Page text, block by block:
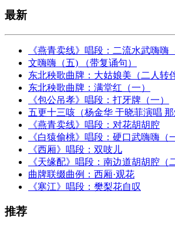
最新
《燕青卖线》唱段：二流水武嗨嗨
文嗨嗨（五) （带复诵句）
东北秧歌曲牌：大姑娘美（二人转
东北秧歌曲牌：满堂红（一）
《包公吊孝》唱段：打牙牌（一）
五更十三咳（杨金华 于晓菲演唱 那
《燕青卖线》唱段：对花胡胡腔
《白猿偷桃》唱段：硬口武嗨嗨（
《西厢》唱段：双吱儿
《天缘配》唱段：南边道胡胡腔（
曲牌联缀曲例：西厢·观花
《寒江》唱段：樊梨花自叹
推荐